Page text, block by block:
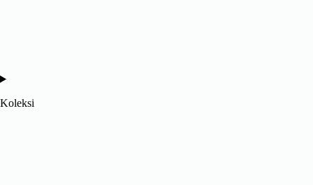
Koleksi